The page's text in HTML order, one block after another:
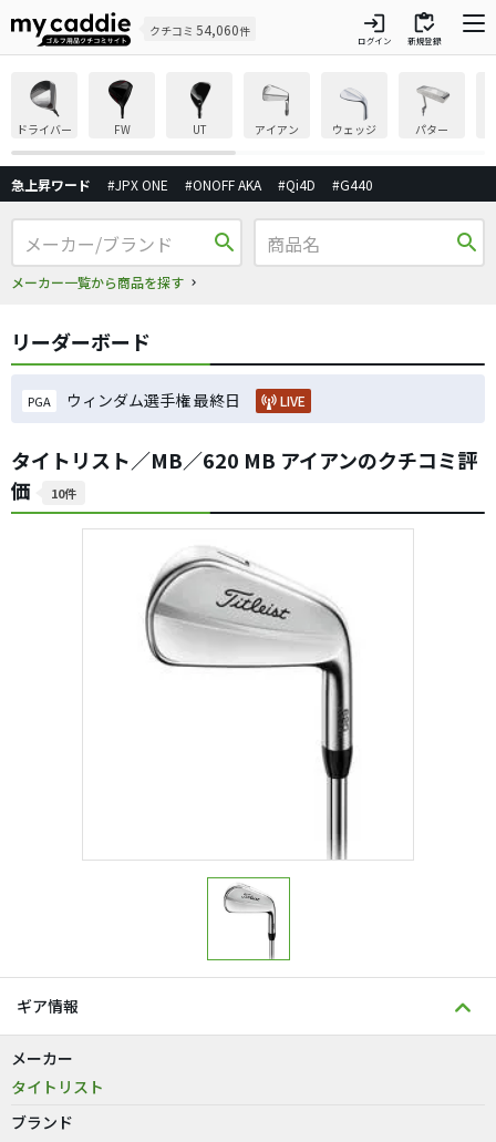
クチコミ 54,060件 login
ログイン
inventory
新規登録
ドライバー FW UT アイアン ウェッジ パター
急上昇ワード #JPX ONE #ONOFF AKA #Qi4D #G440
search
メーカー一覧から商品を探す
search
リーダーボード
PGA ウィンダム選手権 最終日 LIVE
タイトリスト／MB／620 MB アイアンのクチコミ評
価
10件
ギア情報
メーカー
タイトリスト
ブランド